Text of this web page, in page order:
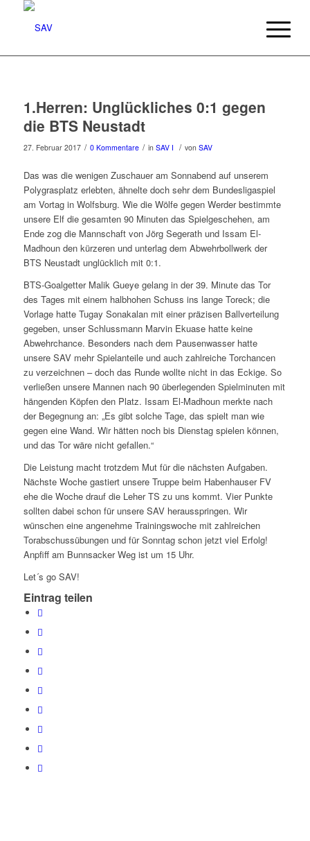
1.Herren: Unglückliches 0:1 gegen
die BTS Neustadt
27. Februar 2017 / 0 Kommentare / in SAV I / von SAV
Das was die wenigen Zuschauer am Sonnabend auf unserem
Polygrasplatz erlebten, ähnelte doch sehr dem Bundesligaspiel
am Vortag in Wolfsburg. Wie die Wölfe gegen Werder bestimmte
unsere Elf die gesamten 90 Minuten das Spielgeschehen, am
Ende zog die Mannschaft von Jörg Segerath und Issam El-
Madhoun den kürzeren und unterlag dem Abwehrbollwerk der
BTS Neustadt unglücklich mit 0:1.
BTS-Goalgetter Malik Gueye gelang in der 39. Minute das Tor
des Tages mit einem halbhohen Schuss ins lange Toreck; die
Vorlage hatte Tugay Sonakalan mit einer präzisen Ballverteilung
gegeben, unser Schlussmann Marvin Ekuase hatte keine
Abwehrchance. Besonders nach dem Pausenwasser hatte
unsere SAV mehr Spielanteile und auch zahlreiche Torchancen
zu verzeichnen – doch das Runde wollte nicht in das Eckige. So
verließen unsere Mannen nach 90 überlegenden Spielminuten mit
hängenden Köpfen den Platz. Issam El-Madhoun merkte nach
der Begegnung an: „Es gibt solche Tage, das spielt man wie
gegen eine Wand. Wir hätten noch bis Dienstag spielen können,
und das Tor wäre nicht gefallen.“
Die Leistung macht trotzdem Mut für die nächsten Aufgaben.
Nächste Woche gastiert unsere Truppe beim Habenhauser FV
ehe die Woche drauf die Leher TS zu uns kommt. Vier Punkte
sollten dabei schon für unsere SAV herausspringen. Wir
wünschen eine angenehme Trainingswoche mit zahlreichen
Torabschussübungen und für Sonntag schon jetzt viel Erfolg!
Anpfiff am Bunnsacker Weg ist um 15 Uhr.
Let´s go SAV!
Eintrag teilen